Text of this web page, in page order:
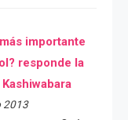
importante
responde la
2013